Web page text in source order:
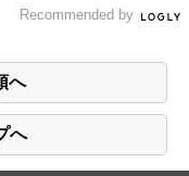
Recommended by
へ
へ